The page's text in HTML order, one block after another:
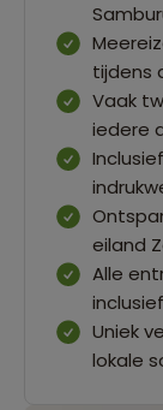
tijdens
Vaak
iedere
eiland
Alle
Uniek
lokale